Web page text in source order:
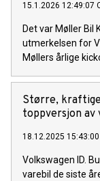
15.1.2026 12:49:07
Det var Møller Bil
utmerkelsen for
Møllers årlige
Større,
toppversjon
18.12.2025 15:43:00
Volkswagen ID.
varebil de siste